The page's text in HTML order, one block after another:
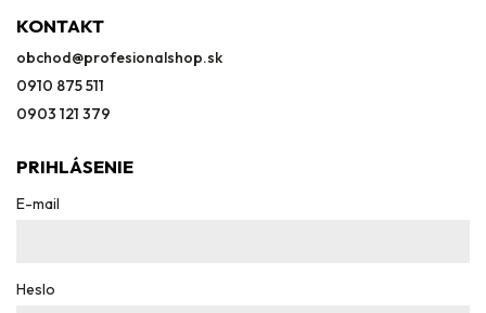
KONTAKT
obchod@profesionalshop.sk
0910 875 511
0903 121 379
PRIHLÁSENIE
E-mail
Heslo